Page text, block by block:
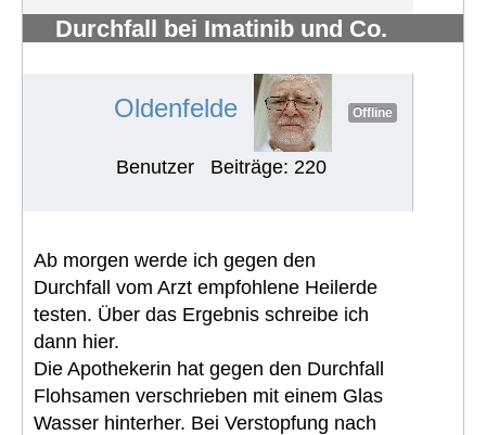
Durchfall bei Imatinib und Co.
Oldenfelde Offline
Benutzer Beiträge: 220
Ab morgen werde ich gegen den
Durchfall vom Arzt empfohlene Heilerde
testen. Über das Ergebnis schreibe ich
dann hier.
Die Apothekerin hat gegen den Durchfall
Flohsamen verschrieben mit einem Glas
Wasser hinterher. Bei Verstopfung nach